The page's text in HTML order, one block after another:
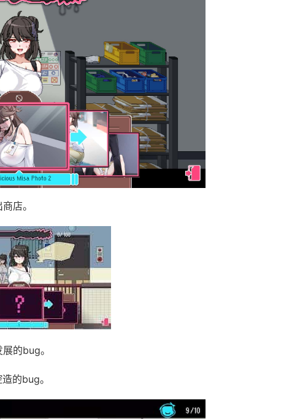
店。
的bug。
的bug。